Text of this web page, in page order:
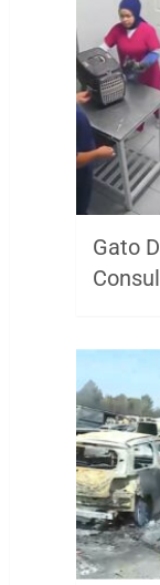
Gato